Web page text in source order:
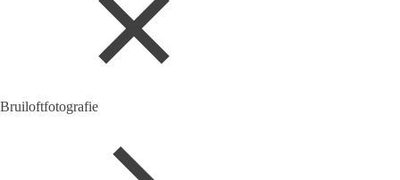
Bruiloftfotografie